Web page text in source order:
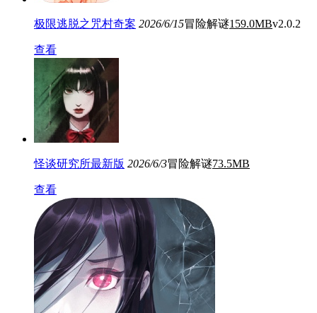
极限逃脱之咒村奇案 2026/6/15冒险解谜159.0MBv2.0.2
查看
怪谈研究所最新版 2026/6/3冒险解谜73.5MB
查看